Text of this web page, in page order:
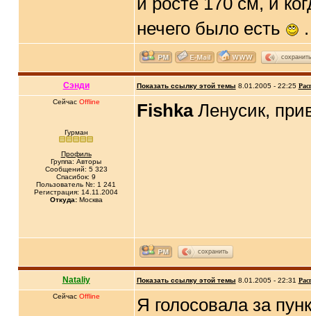
нечего было есть
сохранить
Сэнди Показать ссылку этой темы 8.01.2005 - 22:25
Сейчас Offline
Гурман
Профиль
Группа: Авторы
Сообщений: 5 323
Спасибок: 9
Пользователь №: 1 241
Регистрация: 14.11.2004
Откуда:Москва
FishkaЛенусик,
сохранить
Nataliy Показать ссылку этой темы 8.01.2005 - 22:31
Сейчас Offline
Я голосовала за